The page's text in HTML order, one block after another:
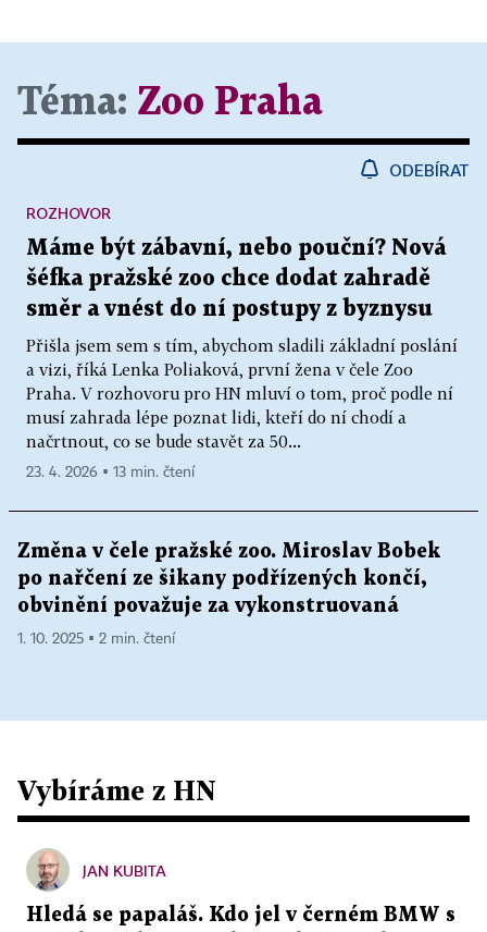
Téma: Zoo Praha
ODEBÍRAT
Máme být zábavní, nebo pouční? Nová
šéfka pražské zoo chce dodat zahradě
směr a vnést do ní postupy z byznysu
Přišla jsem sem s tím, abychom sladili základní poslání
a vizi, říká Lenka Poliaková, první žena v čele Zoo
Praha. V rozhovoru pro HN mluví o tom, proč podle ní
musí zahrada lépe poznat lidi, kteří do ní chodí a
načrtnout, co se bude stavět za 50...
ROZHOVOR
23. 4. 2026 ▪ 13 min. čtení
Změna v čele pražské zoo. Miroslav Bobek
po nařčení ze šikany podřízených končí,
obvinění považuje za vykonstruovaná
1. 10. 2025 ▪ 2 min. čtení
Vybíráme z HN
JAN KUBITA
Hledá se papaláš. Kdo jel v černém BMW s